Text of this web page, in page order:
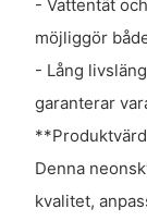
- Vattentät
möjliggör
- Lång
garanterar
Denna
kvalitet,